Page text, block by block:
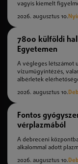
vagyis kiemelt
2026. augusztus 10.
7800 külföldi
Egyetemen
A végleges létszámot
vízumügyintézés,
albérletek
2026. augusztus 10.
Fontos
vérplazmából
A debreceni
alkalommal adott
2026. augusztus 10.